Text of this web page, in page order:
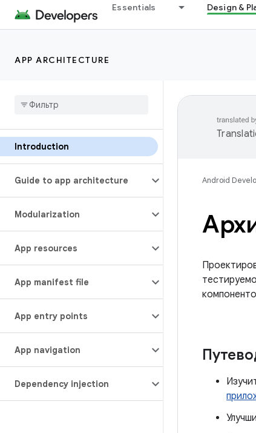
Essentials Design &
APP ARCHITECTURE
Introduction
Guide to app architecture
Modularization
App resources
App manifest file
App entry points
App navigation
Dependency injection
Android